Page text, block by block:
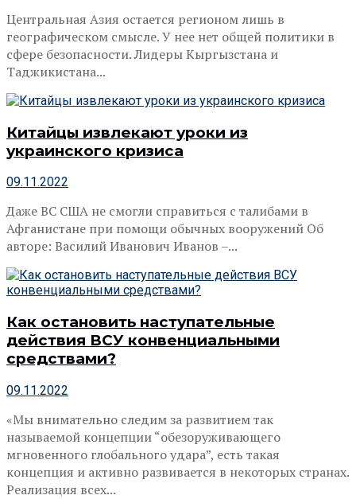
Центральная Азия остается регионом лишь в
географическом смысле. У нее нет общей политики в
сфере безопасности. Лидеры Кыргызстана и
Таджикистана...
Китайцы извлекают уроки из
украинского кризиса
09.11.2022
Даже ВС США не смогли справиться с талибами в
Афганистане при помощи обычных вооружений Об
авторе: Василий Иванович Иванов –...
Как остановить наступательные
действия ВСУ конвенциальными
средствами?
09.11.2022
«Мы внимательно следим за развитием так
называемой концепции “обезоруживающего
мгновенного глобального удара”, есть такая
концепция и активно развивается в некоторых странах.
Реализация всех...